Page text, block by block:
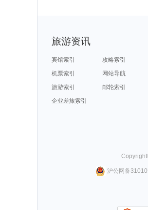
旅游资讯
宾馆索引
攻略索引
机票索引
网站导航
旅游索引
邮轮索引
企业差旅索引
沪公网备